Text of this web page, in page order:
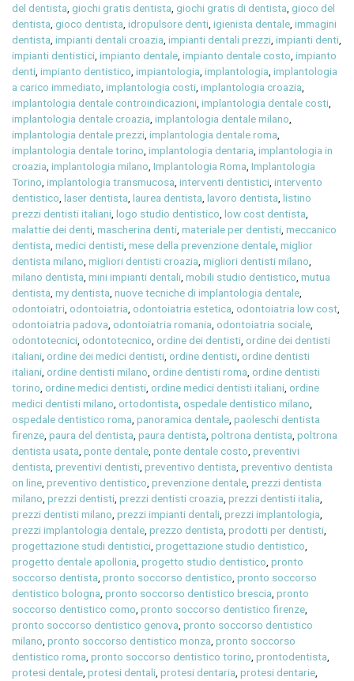
del dentista ,giochi gratis dentista ,giochi gratis di dentista ,gioco del
dentista ,gioco dentista ,idropulsore denti ,igienista dentale ,immagini
dentista ,impianti dentali croazia ,impianti dentali prezzi ,impianti denti
impianti dentistici ,impianto dentale ,impianto dentale costo ,impianto
denti ,impianto dentistico ,impiantologia ,implantologia ,implantologia
a carico immediato ,implantologia costi ,implantologia croazia
implantologia dentale controindicazioni ,implantologia dentale costi
implantologia dentale croazia ,implantologia dentale milano
implantologia dentale prezzi ,implantologia dentale roma
implantologia dentale torino ,implantologia dentaria ,implantologia in
croazia ,implantologia milano ,Implantologia Roma ,Implantologia
Torino ,implantologia transmucosa ,interventi dentistici ,intervento
dentistico ,laser dentista ,laurea dentista ,lavoro dentista ,listino
prezzi dentisti italiani ,logo studio dentistico ,low cost dentista
malattie dei denti ,mascherina denti ,materiale per dentisti ,meccanico
dentista ,medici dentisti ,mese della prevenzione dentale ,miglior
dentista milano ,migliori dentisti croazia ,migliori dentisti milano
milano dentista ,mini impianti dentali ,mobili studio dentistico ,mutua
dentista ,my dentista ,nuove tecniche di implantologia dentale
odontoiatri ,odontoiatria ,odontoiatria estetica ,odontoiatria low cost
odontoiatria padova ,odontoiatria romania ,odontoiatria sociale
odontotecnici ,odontotecnico ,ordine dei dentisti ,ordine dei dentisti
italiani ,ordine dei medici dentisti ,ordine dentisti ,ordine dentisti
italiani ,ordine dentisti milano ,ordine dentisti roma ,ordine dentisti
torino ,ordine medici dentisti ,ordine medici dentisti italiani ,ordine
medici dentisti milano ,ortodontista ,ospedale dentistico milano
ospedale dentistico roma ,panoramica dentale ,paoleschi dentista
firenze ,paura del dentista ,paura dentista ,poltrona dentista ,poltrona
dentista usata ,ponte dentale ,ponte dentale costo ,preventivi
dentista ,preventivi dentisti ,preventivo dentista ,preventivo dentista
on line ,preventivo dentistico ,prevenzione dentale ,prezzi dentista
milano ,prezzi dentisti ,prezzi dentisti croazia ,prezzi dentisti italia
prezzi dentisti milano ,prezzi impianti dentali ,prezzi implantologia
prezzi implantologia dentale ,prezzo dentista ,prodotti per dentisti
progettazione studi dentistici ,progettazione studio dentistico
progetto dentale apollonia ,progetto studio dentistico ,pronto
soccorso dentista ,pronto soccorso dentistico ,pronto soccorso
dentistico bologna ,pronto soccorso dentistico brescia ,pronto
soccorso dentistico como ,pronto soccorso dentistico firenze
pronto soccorso dentistico genova ,pronto soccorso dentistico
milano ,pronto soccorso dentistico monza ,pronto soccorso
dentistico roma ,pronto soccorso dentistico torino ,prontodentista
protesi dentale ,protesi dentali ,protesi dentaria ,protesi dentarie